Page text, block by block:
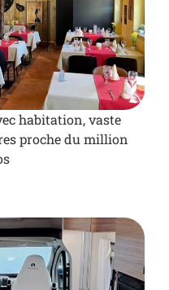
habitation, vaste
proche du million